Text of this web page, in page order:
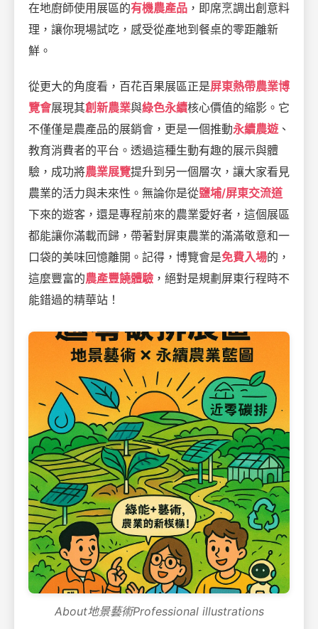
在地廚師使用展區的有機農產品 ，即席烹調出創意料
理，讓你現場試吃，感受從產地到餐桌的零距離新
鮮。
從更大的角度看，百花百果展區正是屏東熱帶農業博
覽會展現其創新農業與綠色永續核心價值的縮影。它
不僅僅是農產品的展銷會，更是一個推動永續農遊、
教育消費者的平台。透過這種生動有趣的展示與體
驗，成功將農業展覽提升到另一個層次，讓大家看見
農業的活力與未來性。無論你是從鹽埔/屏東交流道
下來的遊客，還是專程前來的農業愛好者，這個展區
都能讓你滿載而歸，帶著對屏東農業的滿滿敬意和一
口袋的美味回憶離開。記得，博覽會是免費入場的，
這麼豐富的農產豐饒體驗 ，絕對是規劃屏東行程時不
能錯過的精華站！
About地景藝術Professional illustrations